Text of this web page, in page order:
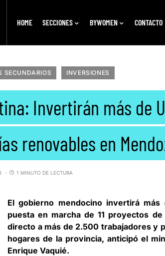
HOME SECCIONES BYWOMEN CONTACTO
SECUNDARIOS INVERSIONES
Invertirán más de
renovables en
1 MINUTO DE LECTURA
El gobierno mendocino invertirá
puesta en marcha de 11 proyectos
directo a más de 2.500 trabajadores y
hogares de la provincia, anticipó el
Enrique Vaquié.